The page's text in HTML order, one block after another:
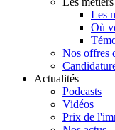
Les
Où
Nos offres
Actualités
Podcasts
Vidéos
Prix de